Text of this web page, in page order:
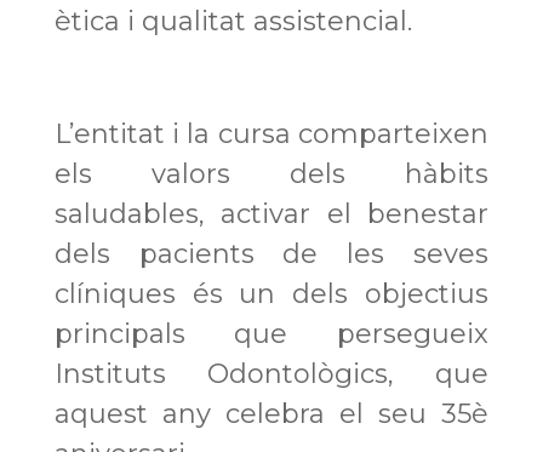
ètica i qualitat assistencial.
L’entitat i la cursa comparteixen
els valors dels hàbits
saludables, activar el benestar
dels pacients de les seves
clíniques és un dels objectius
principals que persegueix
Instituts Odontològics, que
aquest any celebra el seu 35è